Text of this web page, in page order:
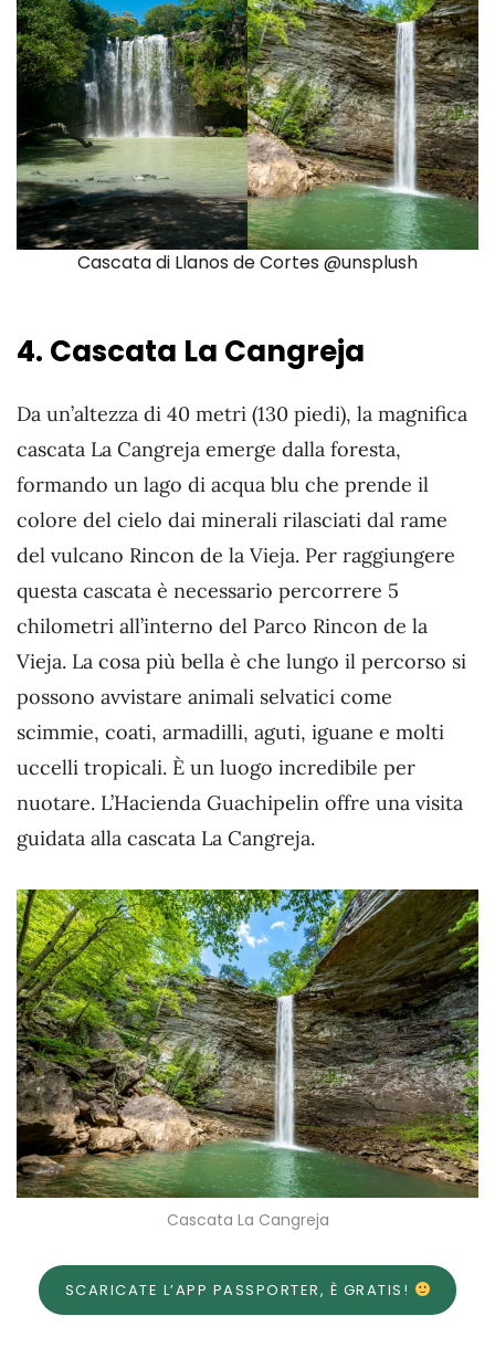
Cascata di Llanos de Cortes @unsplush
4. Cascata La Cangreja
Da un’altezza di 40 metri (130 piedi), la magnifica
cascata La Cangreja emerge dalla foresta,
formando un lago di acqua blu che prende il
colore del cielo dai minerali rilasciati dal rame
del vulcano Rincon de la Vieja. Per raggiungere
questa cascata è necessario percorrere 5
chilometri all’interno del Parco Rincon de la
Vieja. La cosa più bella è che lungo il percorso si
possono avvistare animali selvatici come
scimmie, coati, armadilli, aguti, iguane e molti
uccelli tropicali. È un luogo incredibile per
nuotare. L’Hacienda Guachipelin offre una visita
guidata alla cascata La Cangreja.
Cascata La Cangreja
SCARICATE L’APP PASSPORTER, È GRATIS!